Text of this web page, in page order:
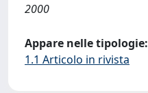
2000
Appare nelle tipologie:
1.1 Articolo in rivista